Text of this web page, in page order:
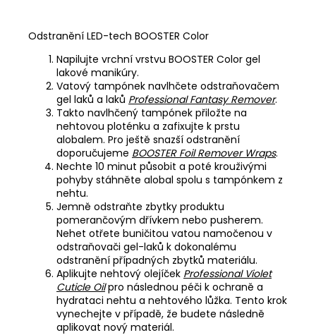
Odstranění LED-tech BOOSTER Color
Napilujte vrchní vrstvu BOOSTER Color gel
lakové manikúry.
Vatový tampónek navlhčete odstraňovačem
gel laků a laků Professional Fantasy Remover.
Takto navlhčený tampónek přiložte na
nehtovou ploténku a zafixujte k prstu
alobalem. Pro ještě snazší odstranění
doporučujeme BOOSTER Foil Remover Wraps.
Nechte 10 minut působit a poté krouživými
pohyby stáhněte alobal spolu s tampónkem z
nehtu.
Jemně odstraňte zbytky produktu
pomerančovým dřívkem nebo pusherem.
Nehet otřete buničitou vatou namočenou v
odstraňovači gel-laků k dokonalému
odstranění případných zbytků materiálu.
Aplikujte nehtový olejíček Professional Violet
Cuticle Oilpro následnou péči k ochraně a
hydrataci nehtu a nehtového lůžka. Tento krok
vynechejte v případě, že budete následně
aplikovat nový materiál.